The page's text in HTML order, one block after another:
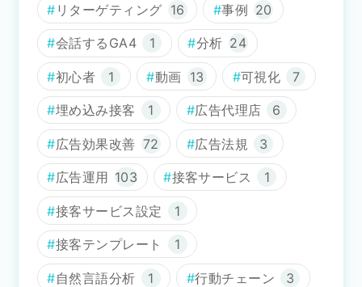
リターゲティング 16 事例 20
会話するGA4 1 分析 24
初心者 1 動画 13 可視化 7
埋め込み接客 1 広告代理店 6
広告効果改善 72 広告法規 3
広告運用 103 接客サービス 1
接客サービス設定 1
接客テンプレート 1
自然言語分析 1 行動チェーン 3